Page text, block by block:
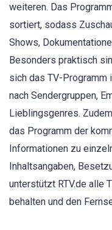
weiteren. Das
sortiert, sodass
Shows,
Besonders praktisch
sich das TV-
nach Sendergruppen,
Lieblingsgenres.
das Programm der
Informationen zu
Inhaltsangaben,
unterstützt RTV.de alle
behalten und den